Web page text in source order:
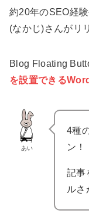
約20年のSEO経
(なかじ)さんがリ
Blog Floating
を設置できる
あい
4種
ン！
記事
ルさ